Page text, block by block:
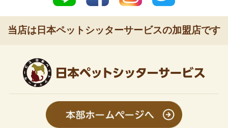
当店は日本ペットシッターサービスの加盟店です